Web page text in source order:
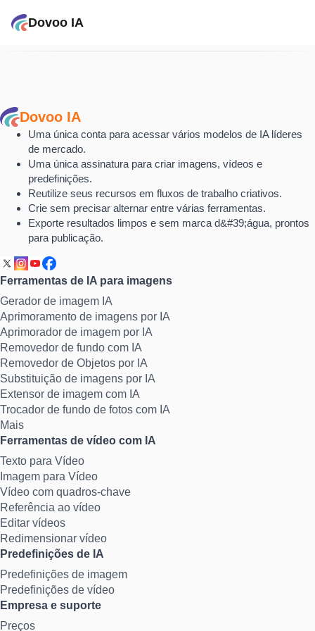
Dovoo IA
Dovoo IA
Uma única conta para acessar vários modelos de IA líderes
de mercado.
Uma única assinatura para criar imagens, vídeos e
predefinições.
Reutilize seus recursos em fluxos de trabalho criativos.
Crie sem precisar alternar entre várias ferramentas.
Exporte resultados limpos e sem marca d&#39;água, prontos
para publicação.
Ferramentas de IA para imagens
Gerador de imagem IA
Aprimoramento de imagens por IA
Aprimorador de imagem por IA
Removedor de fundo com IA
Removedor de Objetos por IA
Substituição de imagens por IA
Extensor de imagem com IA
Trocador de fundo de fotos com IA
Mais
Ferramentas de vídeo com IA
Texto para Vídeo
Imagem para Vídeo
Vídeo com quadros-chave
Referência ao vídeo
Editar vídeos
Redimensionar vídeo
Predefinições de IA
Predefinições de imagem
Predefinições de vídeo
Empresa e suporte
Preços